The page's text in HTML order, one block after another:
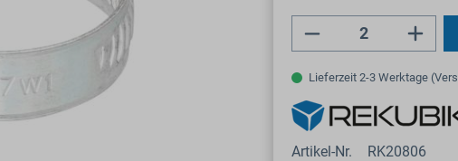
Produkt
Lieferzeit 2-3 Werktage
Artikel-Nr.
RK20806